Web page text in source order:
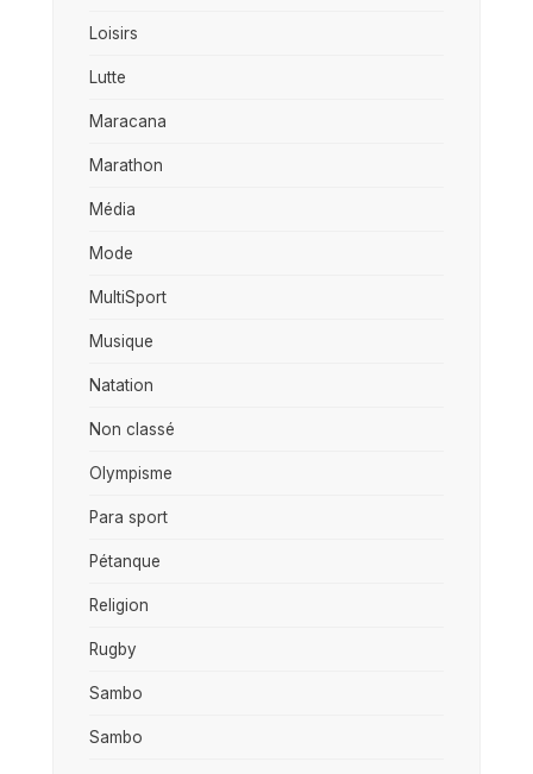
Loisirs
Lutte
Maracana
Marathon
Média
Mode
MultiSport
Musique
Natation
Non classé
Olympisme
Para sport
Pétanque
Religion
Rugby
Sambo
Sambo